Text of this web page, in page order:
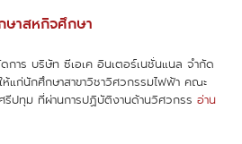
ษาสหกิจศึกษา
การ บริษัท ซีเอเค อินเตอร์เนชั่นแนล จำกัด
ห้แก่นักศึกษาสาขาวิชาวิศวกรรมไฟฟ้า คณะ
ปทุม ที่ผ่านการปฏิบัติงานด้านวิศวกรร อ่าน